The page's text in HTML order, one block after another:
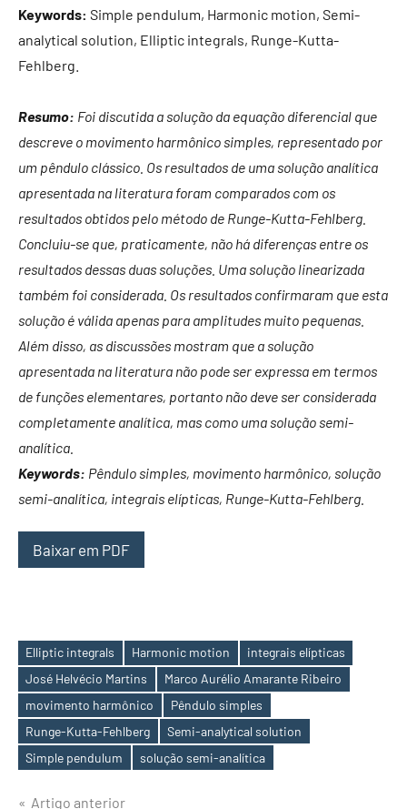
Keywords: Simple pendulum, Harmonic motion, Semi-
analytical solution, Elliptic integrals, Runge-Kutta-
Fehlberg.
Resumo: Foi discutida a solução da equação diferencial que
descreve o movimento harmônico simples, representado por
um pêndulo clássico. Os resultados de uma solução analítica
apresentada na literatura foram comparados com os
resultados obtidos pelo método de Runge-Kutta-Fehlberg.
Concluiu-se que, praticamente, não há diferenças entre os
resultados dessas duas soluções. Uma solução linearizada
também foi considerada. Os resultados confirmaram que esta
solução é válida apenas para amplitudes muito pequenas.
Além disso, as discussões mostram que a solução
apresentada na literatura não pode ser expressa em termos
de funções elementares, portanto não deve ser considerada
completamente analítica, mas como uma solução semi-
analítica.
Keywords: Pêndulo simples, movimento harmônico, solução
semi-analítica, integrais elípticas, Runge-Kutta-Fehlberg.
Baixar em PDF
Etiquetas
Elliptic integrals Harmonic motion
integrais elípticas
José Helvécio Martins
Marco Aurélio Amarante Ribeiro
movimento harmônico
Pêndulo simples
Runge-Kutta-Fehlberg
Semi-analytical solution
Simple pendulum
solução semi-analítica
Artigo anterior